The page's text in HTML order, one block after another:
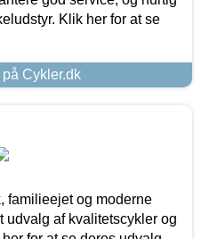
Klik her for at se
Cykler.dk
familieejet og moderne
udvalg af kvalitetscykler og